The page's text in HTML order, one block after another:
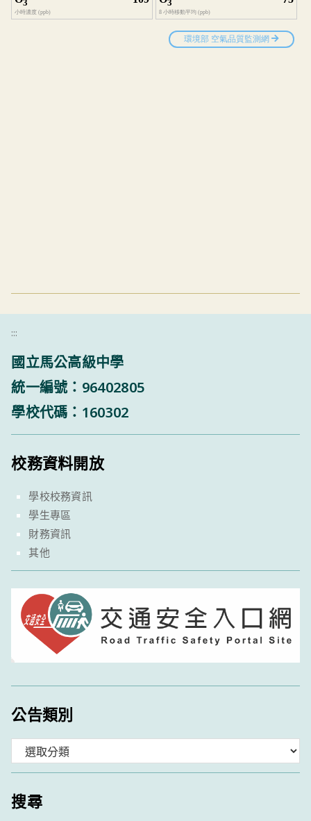
:::
國立馬公高級中學
統一編號：96402805
學校代碼：160302
校務資料開放
學校校務資訊
學生專區
財務資訊
其他
公告類別
類
搜尋